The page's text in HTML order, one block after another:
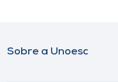
Sobre a Unoesc